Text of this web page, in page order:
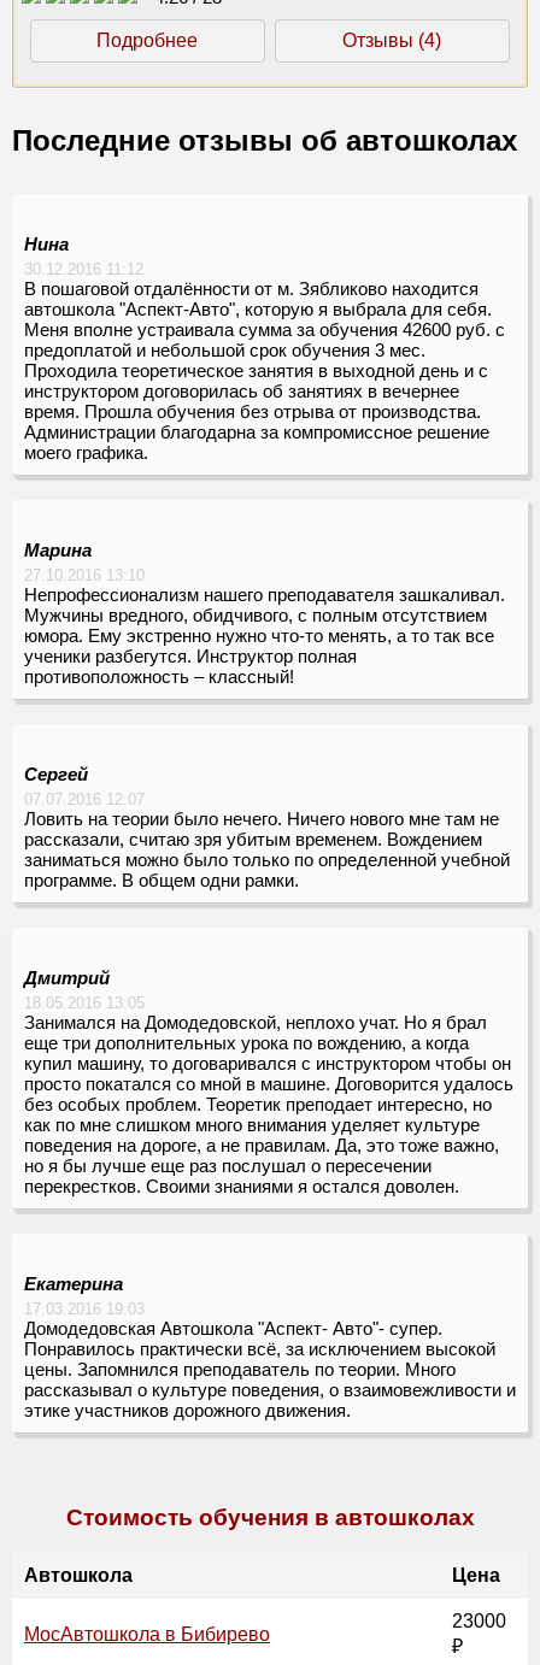
Подробнее Отзывы (4)
Последние отзывы об автошколах
Нина
30.12.2016 11:12
В пошаговой отдалённости от м. Зябликово находится
автошкола "Аспект-Авто", которую я выбрала для себя.
Меня вполне устраивала сумма за обучения 42600 руб. с
предоплатой и небольшой срок обучения 3 мес.
Проходила теоретическое занятия в выходной день и с
инструктором договорилась об занятиях в вечернее
время. Прошла обучения без отрыва от производства.
Администрации благодарна за компромиссное решение
моего графика.
Марина
27.10.2016 13:10
Непрофессионализм нашего преподавателя зашкаливал.
Мужчины вредного, обидчивого, с полным отсутствием
юмора. Ему экстренно нужно что-то менять, а то так все
ученики разбегутся. Инструктор полная
противоположность – классный!
Сергей
07.07.2016 12:07
Ловить на теории было нечего. Ничего нового мне там не
рассказали, считаю зря убитым временем. Вождением
заниматься можно было только по определенной учебной
программе. В общем одни рамки.
Дмитрий
18.05.2016 13:05
Занимался на Домодедовской, неплохо учат. Но я брал
еще три дополнительных урока по вождению, а когда
купил машину, то договаривался с инструктором чтобы он
просто покатался со мной в машине. Договорится удалось
без особых проблем. Теоретик преподает интересно, но
как по мне слишком много внимания уделяет культуре
поведения на дороге, а не правилам. Да, это тоже важно,
но я бы лучше еще раз послушал о пересечении
перекрестков. Своими знаниями я остался доволен.
Екатерина
17.03.2016 19:03
Домодедовская Автошкола "Аспект- Авто"- супер.
Понравилось практически всё, за исключением высокой
цены. Запомнился преподаватель по теории. Много
рассказывал о культуре поведения, о взаимовежливости и
этике участников дорожного движения.
Стоимость обучения в автошколах
Автошкола Цена
МосАвтошкола в Бибирево
23000
₽